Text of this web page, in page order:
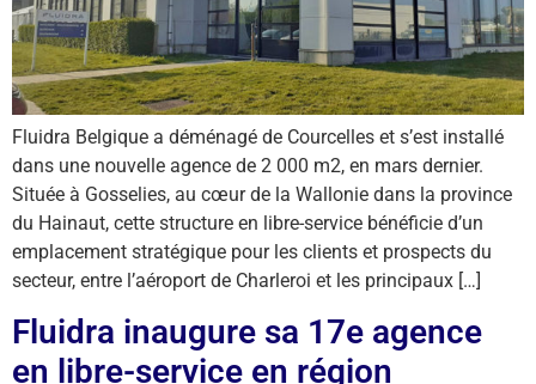
Fluidra Belgique a déménagé de Courcelles et s’est installé
dans une nouvelle agence de 2 000 m2, en mars dernier.
Située à Gosselies, au cœur de la Wallonie dans la province
du Hainaut, cette structure en libre-service bénéficie d’un
emplacement stratégique pour les clients et prospects du
secteur, entre l’aéroport de Charleroi et les principaux […]
Fluidra inaugure sa 17e agence
en libre-service en région